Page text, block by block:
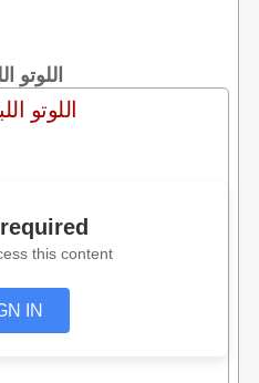
اللوتو
اللوتو
this content
IN